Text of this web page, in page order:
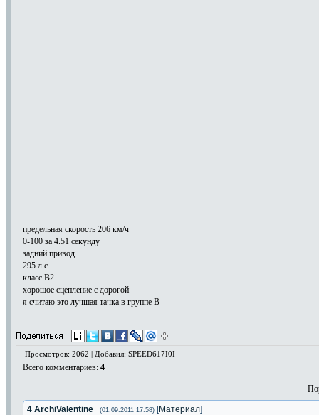
предельная скорость 206 км/ч
0-100 за 4.51 секунду
задний привод
295 л.с
класс В2
хорошое сцепление с дорогой
я считаю это лучшая тачка в группе В
Просмотров: 2062 | Добавил: SPEED617I0I
Всего комментариев: 4
4 ArchiValentine (01.09.2011 17:58) [Материал]